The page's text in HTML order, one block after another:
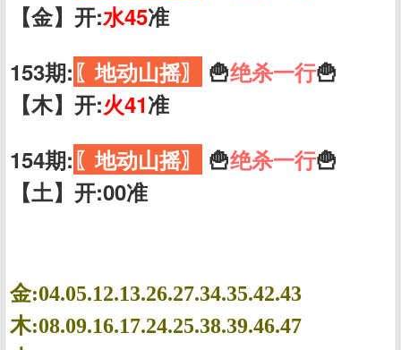
【金】开:水45准
153期:〖地动山摇〗 🍟绝杀一行🍟
【木】开:火41准
154期:〖地动山摇〗 🍟绝杀一行🍟
【土】开:00准
金:04.05.12.13.26.27.34.35.42.43
木:08.09.16.17.24.25.38.39.46.47